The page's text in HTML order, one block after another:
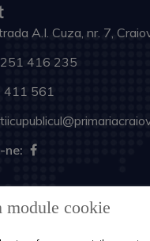
A.I. Cuza, nr. 7,
416 235
411 561
ne:
drepturile
cookie